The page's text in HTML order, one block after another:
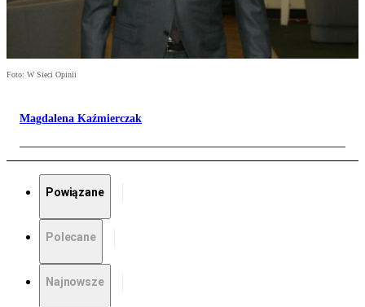
Foto: W Sieci Opinii
Magdalena Kaźmierczak
Powiązane
Polecane
Najnowsze